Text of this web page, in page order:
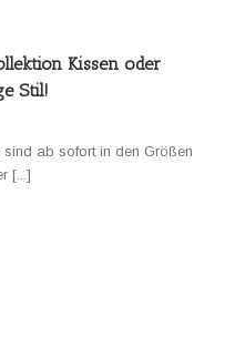
Kissen oder
Stil!
ab sofort in den Größen
[...]